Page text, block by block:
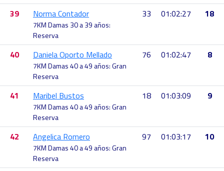
39 Norma Contador
7KM Damas 30 a 39 años:
Reserva
33 01:02:27 18
40 Daniela Oporto Mellado
7KM Damas 40 a 49 años: Gran
Reserva
76 01:02:47 8
41 Maribel Bustos
7KM Damas 40 a 49 años: Gran
Reserva
18 01:03:09 9
42 Angelica Romero
7KM Damas 40 a 49 años: Gran
Reserva
97 01:03:17 10